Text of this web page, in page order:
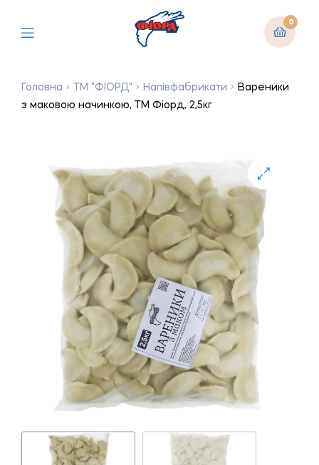
0
Головна ТМ "ФІОРД" Напівфабрикати
Вареники
з маковою начинкою, ТМ Фіорд, 2,5кг
🔍